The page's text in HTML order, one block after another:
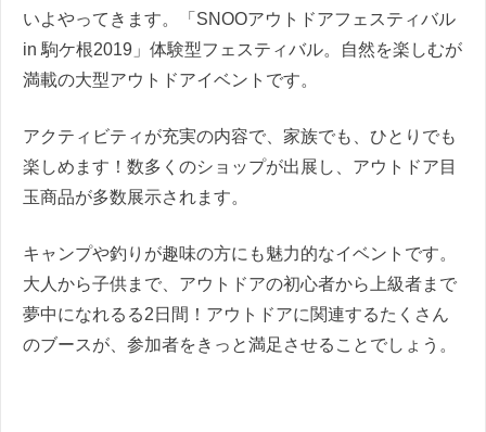
いよやってきます。「SNOOアウトドアフェスティバル
in 駒ケ根2019」 体験型フェスティバル。
自然を楽しむが
満載の大型アウトドアイベントです。
アクティビティが充実の内容で、家族でも、ひとりでも
楽しめます！数多くのショップが出展し、 アウトドア目
玉商品が多数展示されます。
キャンプや釣りが趣味の方にも魅力的なイベントです。
大人から子供まで、アウトドアの初心者から上級者まで
夢中になれる る2日間！アウトドアに関連するたくさん
のブースが、参加者をきっと満足させることでしょう。